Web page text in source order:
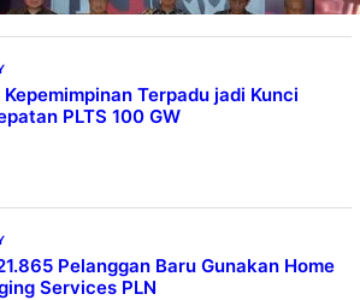
Kepemimpinan Terpadu jadi Kunci
PLTS 100 GW
Pelanggan Baru Gunakan Home
Services PLN